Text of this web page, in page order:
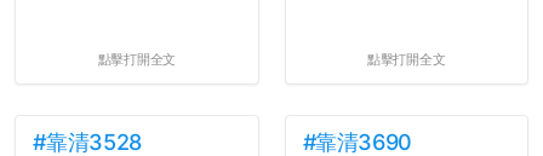
點擊打開全文 點擊打開全文
#靠清3528 #靠清3690